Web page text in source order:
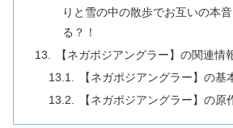
りと雪の中の散歩でお互いの本
る？！
【ネガポジアングラー】の関連情
【ネガポジアングラー】の基
【ネガポジアングラー】の原